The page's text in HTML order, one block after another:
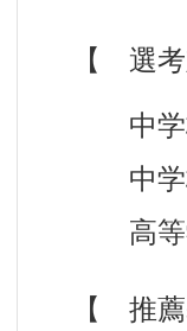
【 選
中学校
中学
高等学
【 推